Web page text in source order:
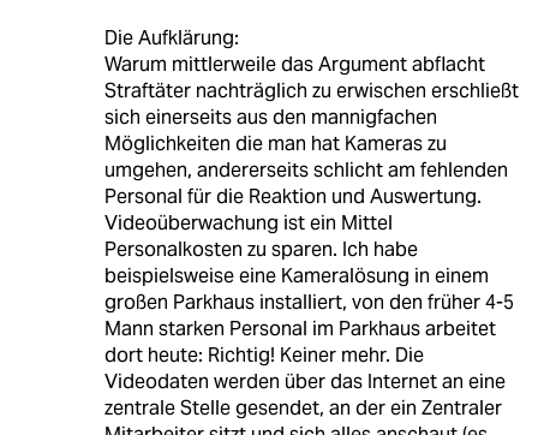
Die Aufklärung:
Warum mittlerweile das Argument abflacht
Straftäter nachträglich zu erwischen erschließt
sich einerseits aus den mannigfachen
Möglichkeiten die man hat Kameras zu
umgehen, andererseits schlicht am fehlenden
Personal für die Reaktion und Auswertung.
Videoüberwachung ist ein Mittel
Personalkosten zu sparen. Ich habe
beispielsweise eine Kameralösung in einem
großen Parkhaus installiert, von den früher 4-5
Mann starken Personal im Parkhaus arbeitet
dort heute: Richtig! Keiner mehr. Die
Videodaten werden über das Internet an eine
zentrale Stelle gesendet, an der ein Zentraler